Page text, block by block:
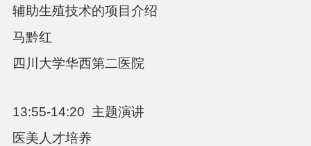
辅助生殖技术的项目介绍
马黔红
四川大学华西第二医院
13:55-14:20 主题演讲
医美人才培养